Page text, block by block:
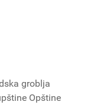
groblja
Opštine